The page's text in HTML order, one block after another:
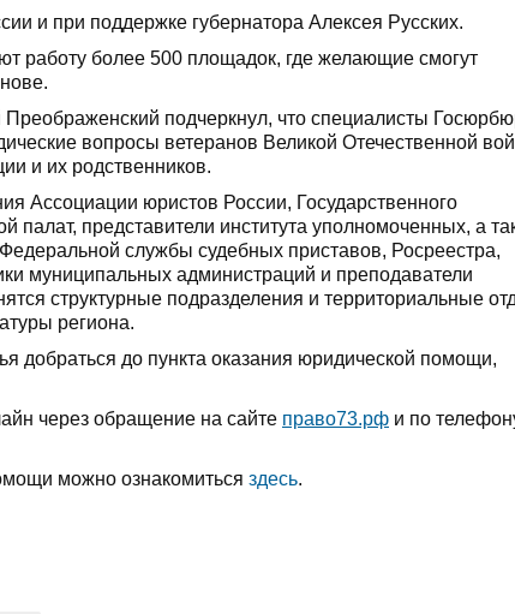
и при поддержке губернатора Алексея Русских.
работу более 500 площадок, где желающие смогут
подчеркнул, что специалисты
вопросы ветеранов Великой Отечественной
и их родственников.
Ассоциации юристов России, Государственного
палат, представители института уполномоченных, а
службы судебных приставов, Росреестра,
муниципальных администраций и преподаватели
структурные подразделения и территориальные
региона.
добраться до пункта оказания юридической помощи,
через обращение на сайте право73.рф и по
можно ознакомиться здесь.